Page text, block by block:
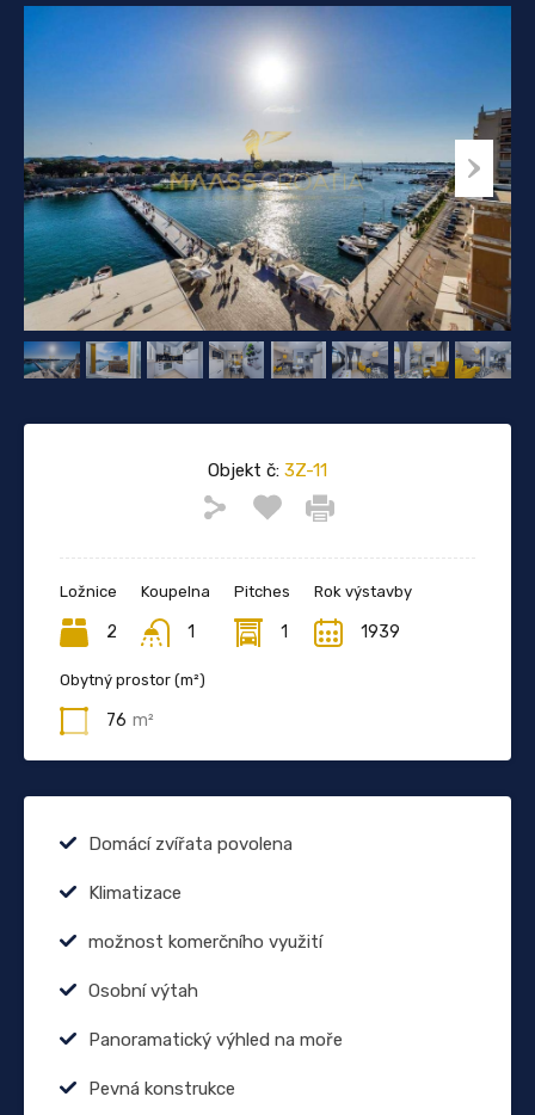
Objekt č: 3Z-11
Ložnice
2
Koupelna
1
Pitches
1
Rok výstavby
1939
Obytný prostor (m²)
76 m²
Domácí zvířata povolena
Klimatizace
možnost komerčního využití
Osobní výtah
Panoramatický výhled na moře
Pevná konstrukce